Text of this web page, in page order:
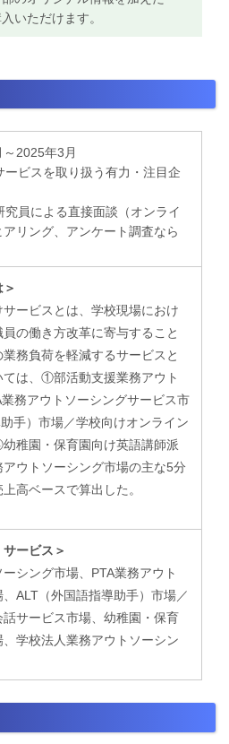
いただけます。
2025年3月
ビスを取り扱う有力・注目企
員による直接面談（オンライ
リング、アンケート調査なら
ービスとは、学校現場におけ
の働き方改革に寄与すること
務負荷を軽減するサービスと
ては、①部活動支援業務アウト
務アウトソーシングサービス市
手）市場／学校向けオンライン
稚園・保育園向け英語講師派
ウトソーシング市場の主な5分
高ベースで算出した。
ービス＞
シング市場、PTA業務アウト
ALT（外国語指導助手）市場／
サービス市場、幼稚園・保育
学校法人業務アウトソーシン